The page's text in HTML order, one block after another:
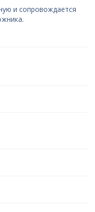
и сопровождается